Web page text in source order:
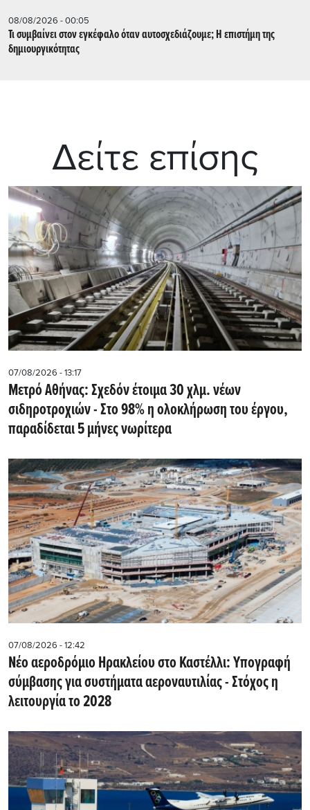
08/08/2026 - 00:05
Τι συμβαίνει στον εγκέφαλο όταν αυτοσχεδιάζουμε; Η επιστήμη της
δημιουργικότητας
Δείτε επίσης
07/08/2026 - 13:17
Μετρό Αθήνας: Σχεδόν έτοιμα 30 χλμ. νέων
σιδηροτροχιών - Στο 98% η ολοκλήρωση του έργου,
παραδίδεται 5 μήνες νωρίτερα
07/08/2026 - 12:42
Νέο αεροδρόμιο Ηρακλείου στο Καστέλλι: Υπογραφή
σύμβασης για συστήματα αεροναυτιλίας - Στόχος η
λειτουργία το 2028